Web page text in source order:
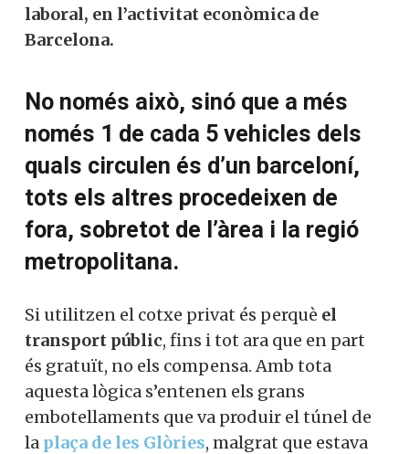
laboral, en l’activitat econòmica de
Barcelona.
No només això, sinó que a més
només 1 de cada 5 vehicles dels
quals circulen és d’un barceloní,
tots els altres procedeixen de
fora, sobretot de l’àrea i la regió
metropolitana.
Si utilitzen el cotxe privat és perquè el
transport públic, fins i tot ara que en part
és gratuït, no els compensa. Amb tota
aquesta lògica s’entenen els grans
embotellaments que va produir el túnel de
la plaça de les Glòries, malgrat que estava